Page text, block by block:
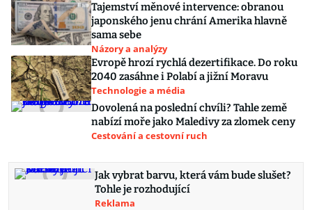
Tajemství měnové intervence: obranou
japonského jenu chrání Amerika hlavně
sama sebe
Názory a analýzy
Evropě hrozí rychlá dezertifikace. Do roku
2040 zasáhne i Polabí a jižní Moravu
Technologie a média
Dovolená na poslední chvíli? Tahle země
nabízí moře jako Maledivy za zlomek ceny
Cestování a cestovní ruch
Jak vybrat barvu, která vám bude slušet?
Tohle je rozhodující
Reklama